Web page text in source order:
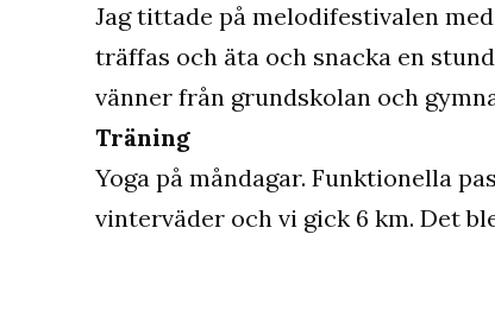
Jag tittade på melodifestivalen
träffas och äta och snacka en
vänner från grundskolan och
Träning
Yoga på måndagar. Funktionella
vinterväder och vi gick 6 km. Det